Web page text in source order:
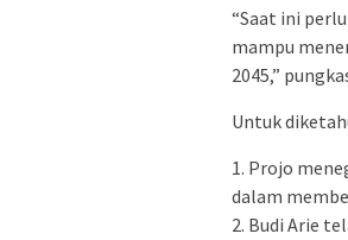
“Saat ini
mampu
2045,”
Untuk
1. Projo
dalam
2. Budi Arie